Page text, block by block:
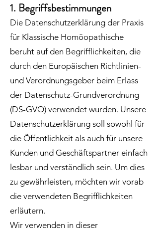
1. Begriffsbestimmungen
Die Datenschutzerklärung der Praxis
für Klassische Homöopathische
beruht auf den Begrifflichkeiten, die
durch den Europäischen Richtlinien-
und Verordnungsgeber beim Erlass
der Datenschutz-Grundverordnung
(DS-GVO) verwendet wurden. Unsere
Datenschutzerklärung soll sowohl für
die Öffentlichkeit als auch für unsere
Kunden und Geschäftspartner einfach
lesbar und verständlich sein. Um dies
zu gewährleisten, möchten wir vorab
die verwendeten Begrifflichkeiten
erläutern.
Wir verwenden in dieser